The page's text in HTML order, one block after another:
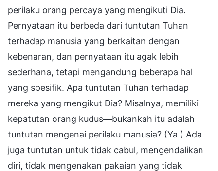
perilaku orang percaya yang mengikuti Dia.
Pernyataan itu berbeda dari tuntutan Tuhan
terhadap manusia yang berkaitan dengan
kebenaran, dan pernyataan itu agak lebih
sederhana, tetapi mengandung beberapa hal
yang spesifik. Apa tuntutan Tuhan terhadap
mereka yang mengikut Dia? Misalnya, memiliki
kepatutan orang kudus—bukankah itu adalah
tuntutan mengenai perilaku manusia? (Ya.) Ada
juga tuntutan untuk tidak cabul, mengendalikan
diri, tidak mengenakan pakaian yang tidak